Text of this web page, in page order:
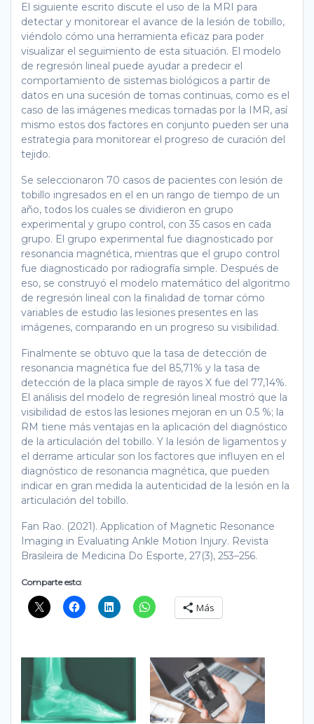
El siguiente escrito discute el uso de la MRI para
detectar y monitorear el avance de la lesión de tobillo,
viéndolo cómo una herramienta eficaz para poder
visualizar el seguimiento de esta situación. El modelo
de regresión lineal puede ayudar a predecir el
comportamiento de sistemas biológicos a partir de
datos en una sucesión de tomas continuas, como es el
caso de las imágenes medicas tomadas por la IMR, así
mismo estos dos factores en conjunto pueden ser una
estrategia para monitorear el progreso de curación del
tejido.
Se seleccionaron 70 casos de pacientes con lesión de
tobillo ingresados en el en un rango de tiempo de un
año, todos los cuales se dividieron en grupo
experimental y grupo control, con 35 casos en cada
grupo. El grupo experimental fue diagnosticado por
resonancia magnética, mientras que el grupo control
fue diagnosticado por radiografía simple. Después de
eso, se construyó el modelo matemático del algoritmo
de regresión lineal con la finalidad de tomar cómo
variables de estudio las lesiones presentes en las
imágenes, comparando en un progreso su visibilidad.
Finalmente se obtuvo que la tasa de detección de
resonancia magnética fue del 85,71% y la tasa de
detección de la placa simple de rayos X fue del 77,14%.
El análisis del modelo de regresión lineal mostró que la
visibilidad de estos las lesiones mejoran en un 0.5 %; la
RM tiene más ventajas en la aplicación del diagnóstico
de la articulación del tobillo. Y la lesión de ligamentos y
el derrame articular son los factores que influyen en el
diagnóstico de resonancia magnética, que pueden
indicar en gran medida la autenticidad de la lesión en la
articulación del tobillo.
Fan Rao. (2021). Application of Magnetic Resonance
Imaging in Evaluating Ankle Motion Injury. Revista
Brasileira de Medicina Do Esporte, 27(3), 253–256.
Comparte esto:
Más